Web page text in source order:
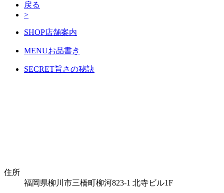
戻る
>
SHOP店舗案内
MENUお品書き
SECRET旨さの秘訣
住所
福岡県柳川市三橋町柳河823-1 北寺ビル1F